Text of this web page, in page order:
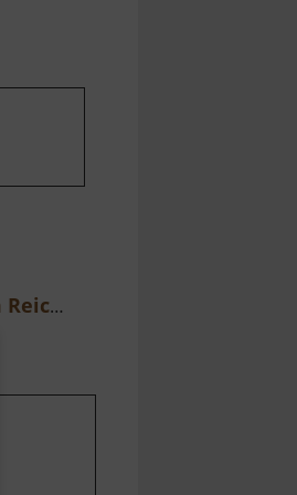
Skilift Seiffen am Reicheltberg